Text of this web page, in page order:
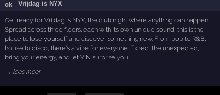
Vrijdag is NYX
Get ready for Vrijdag is NYX, the club night where anything can happen!
Spread across three floors, each with its own unique sound, this is the
place to lose yourself and discover something new. From pop to R&B,
house to disco, there’s a vibe for everyone. Expect the unexpected,
bring your energy, and let VIN surprise you!
→ lees meer